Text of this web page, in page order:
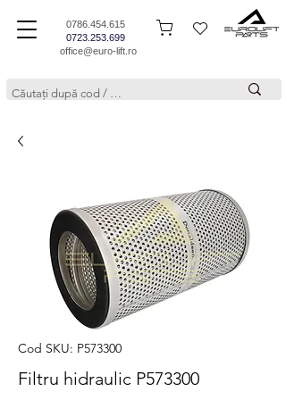
0786.454.615
0723.253.699
office@euro-lift.ro
Cod SKU: P573300
Filtru hidraulic P573300